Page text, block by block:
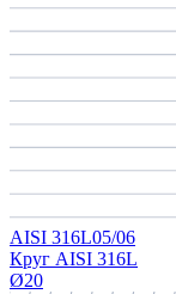
AISI 316L05/06
Круг AISI 316L
Ø20